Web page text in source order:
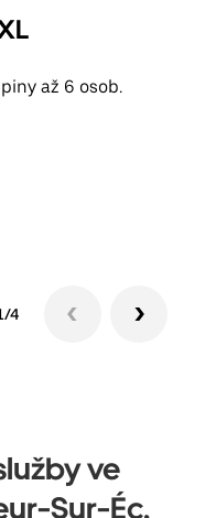
až 6 osob.
4
ve
Sur-Éc,